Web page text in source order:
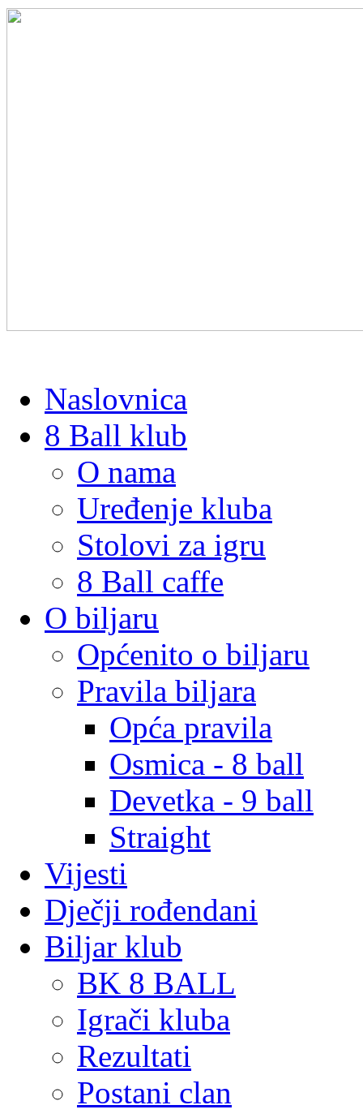
Naslovnica
8 Ball klub
O nama
Uređenje kluba
Stolovi za igru
8 Ball caffe
O biljaru
Općenito o biljaru
Pravila biljara
Opća pravila
Osmica - 8 ball
Devetka - 9 ball
Straight
Vijesti
Dječji rođendani
Biljar klub
BK 8 BALL
Igrači kluba
Rezultati
Postani clan